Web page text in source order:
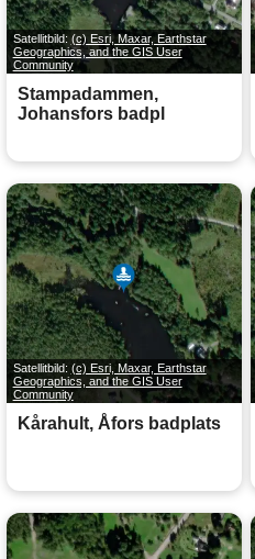
Satellitbild: (c) Esri, Maxar, Earthstar
Geographics, and the GIS User
Community
Stampadammen,
Johansfors badpl
Satellitbild: (c) Esri, Maxar, Earthstar
Geographics, and the GIS User
Community
Kårahult, Åfors badplats